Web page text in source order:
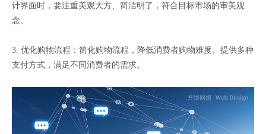
计界面时，要注重美观大方、简洁明了，符合目标市场的审美观
念。
3. 优化购物流程：简化购物流程，降低消费者购物难度。提供多种
支付方式，满足不同消费者的需求。